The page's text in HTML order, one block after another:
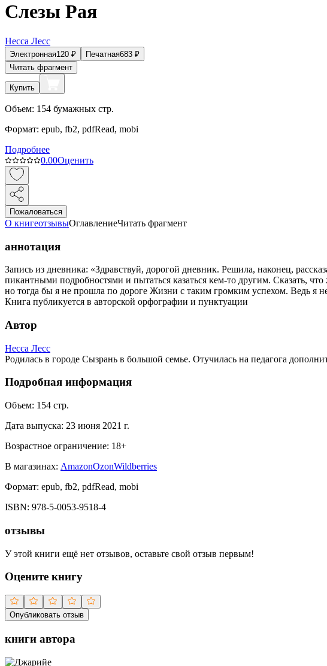
Слезы Рая
Несса Лесс
Электронная120 ₽ Печатная683 ₽
Читать фрагмент
Купить
Объем: 154 бумажных стр.
Формат: epub, fb2, pdfRead, mobi
Подробнее
0.00Оценить
Пожаловаться
О книгеотзывыОглавлениеЧитать фрагмент
аннотация
Запись из дневника: «Здравствуй, дорогой дневник. Решила, наконец,
пикантными подробностями и пытаться казаться кем-то другим. Сказать,
но тогда бы я не прошла по дороге Жизни с таким громким успехом. Ведь я
Книга публикуется в авторской орфографии и пунктуации
Автор
Несса Лесс
Родилась в городе Сызрань в большой семье. Отучилась на педагога
Подробная информация
Объем: 154 стр.
Дата выпуска: 23 июня 2021 г.
Возрастное ограничение: 18+
В магазинах: AmazonOzonWildberries
Формат: epub, fb2, pdfRead, mobi
ISBN: 978-5-0053-9518-4
отзывы
У этой книги ещё нет отзывов, оставьте свой отзыв первым!
Оцените книгу
Опубликовать отзыв
книги автора